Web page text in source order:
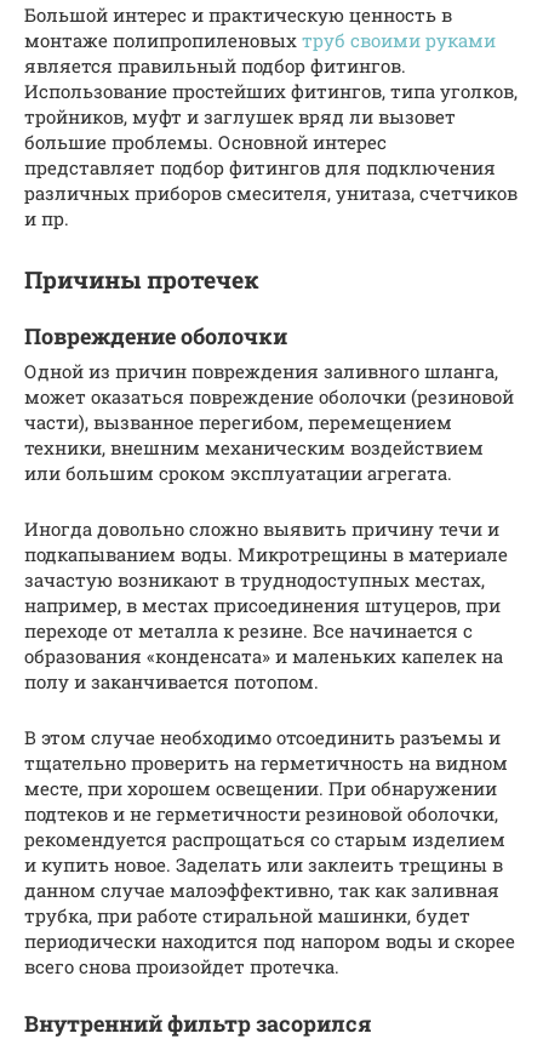
Большой интерес и практическую ценность в
монтаже полипропиленовых труб своими руками
является правильный подбор фитингов.
Использование простейших фитингов, типа уголков,
тройников, муфт и заглушек вряд ли вызовет
большие проблемы. Основной интерес
представляет подбор фитингов для подключения
различных приборов смесителя, унитаза, счетчиков
и пр.
Причины протечек
Повреждение оболочки
Одной из причин повреждения заливного шланга,
может оказаться повреждение оболочки (резиновой
части), вызванное перегибом, перемещением
техники, внешним механическим воздействием
или большим сроком эксплуатации агрегата.
Иногда довольно сложно выявить причину течи и
подкапыванием воды. Микротрещины в материале
зачастую возникают в труднодоступных местах,
например, в местах присоединения штуцеров, при
переходе от металла к резине. Все начинается с
образования «конденсата» и маленьких капелек на
полу и заканчивается потопом.
В этом случае необходимо отсоединить разъемы и
тщательно проверить на герметичность на видном
месте, при хорошем освещении. При обнаружении
подтеков и не герметичности резиновой оболочки,
рекомендуется распрощаться со старым изделием
и купить новое. Заделать или заклеить трещины в
данном случае малоэффективно, так как заливная
трубка, при работе стиральной машинки, будет
периодически находится под напором воды и скорее
всего снова произойдет протечка.
Внутренний фильтр засорился